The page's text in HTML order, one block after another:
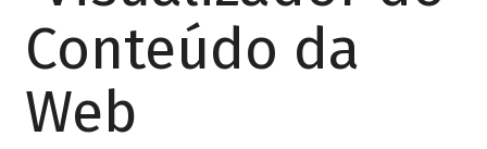
Conteúdo da
Web